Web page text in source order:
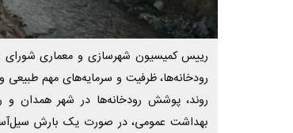
رییس کمیسیون شهرسازی و معماری شورای
رودخانه‌ها، ظرفیت و سرمایه‌های مهم
روند، پوشش رودخانه‌ها در شهر همدان
بهداشت عمومی، در صورت یک بارش